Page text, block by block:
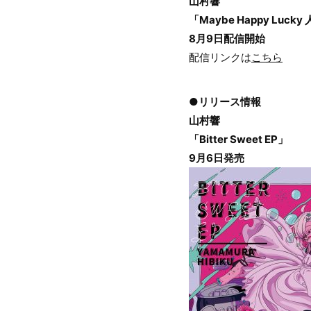
「Maybe Happy Lucky
8月9日配信開始
配信リンクはこちら
●リリース情報
山村響
「Bitter Sweet EP」
9月6日発売